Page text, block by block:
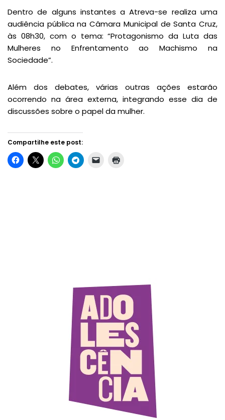
Dentro de alguns instantes a Atreva-se realiza uma
audiência pública na Câmara Municipal de Santa Cruz,
às 08h30, com o tema: “Protagonismo da Luta das
Mulheres no Enfrentamento ao Machismo na
Sociedade”.
Além dos debates, várias outras ações estarão
ocorrendo na área externa, integrando esse dia de
discussões sobre o papel da mulher.
Compartilhe este post: